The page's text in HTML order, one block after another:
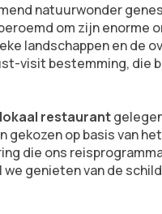
natuurwonder
om zijn enorme
landschappen en de
visit bestemming, die
restaurant
op basis van
die ons
genieten van de